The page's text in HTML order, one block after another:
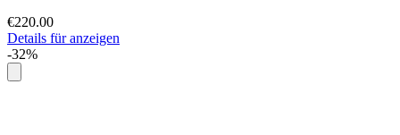
€220.00
Details für anzeigen
-32%